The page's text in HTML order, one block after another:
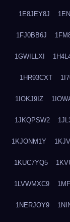
1E8JEY8J
1FJ0BB6J
1GWILLXI
1HR93CXT
1IOKJ9IZ
1JKQPSW2
1KJONM1Y
1KUC7YQ5
1LVWMXC9
1NERJOY9